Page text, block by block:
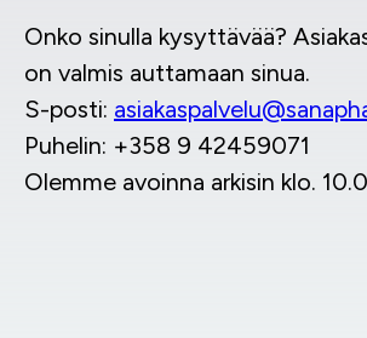
Onko sinulla kysyttävää?
on valmis auttamaan sinua.
S-posti:
Puhelin: +358 9 42459071
Olemme avoinna arkisin klo.